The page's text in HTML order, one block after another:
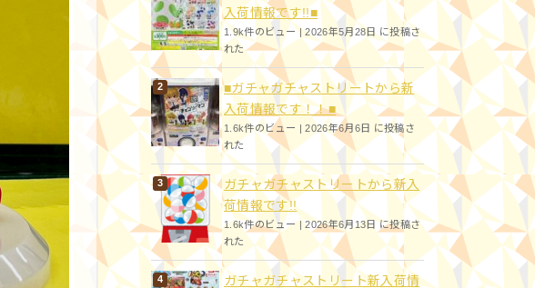
入荷情報です!!■
1.9k件のビュー|2026年5月28日 に投稿さ
れた
■ガチャガチャストリートから新
入荷情報です！！■
1.6k件のビュー |2026年6月6日 に投稿さ
れた
ガチャガチャストリートから新入
荷情報です!!
1.6k件のビュー|2026年6月13日 に投稿さ
れた
ガチャガチャストリート新入荷情